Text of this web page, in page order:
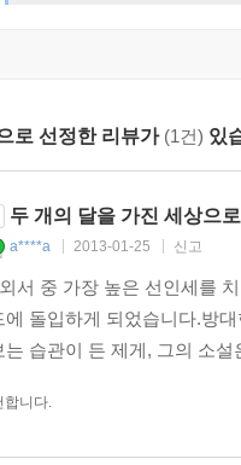
로 선정한 리뷰가 (1건) 있
두 개의 달을 가진 세상으
a****a 2013-01-25 신고
서 중 가장 높은 선인세를
돌입하게 되었습니다.방
는 습관이 든 제게, 그의 소
합니다.